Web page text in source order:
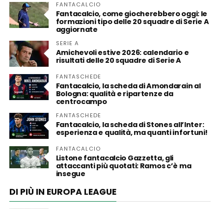
FANTACALCIO
Fantacalcio, come giocherebbero oggi: le
formazioni tipo delle 20 squadre di Serie A
aggiornate
SERIE A
Amichevoli estive 2026: calendario e
risultati delle 20 squadre di Serie A
FANTASCHEDE
Fantacalcio, la scheda di Amondarain al
Bologna: qualità e ripartenze da
centrocampo
FANTASCHEDE
Fantacalcio, la scheda di Stones all’Inter:
esperienza e qualità, ma quanti infortuni!
FANTACALCIO
Listone fantacalcio Gazzetta, gli
attaccanti più quotati: Ramos c’è ma
insegue
DI PIÙ IN EUROPA LEAGUE